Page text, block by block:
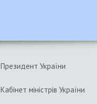
Президент України
Кабінет міністрів України